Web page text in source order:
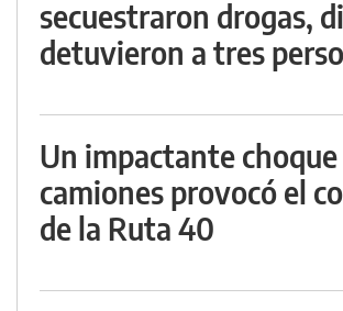
secuestraron drogas,
detuvieron a tres
Un impactante
camiones provocó el
de la Ruta 40